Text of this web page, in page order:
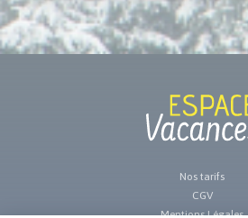
Nos tarifs
CGV
Mentions Légales